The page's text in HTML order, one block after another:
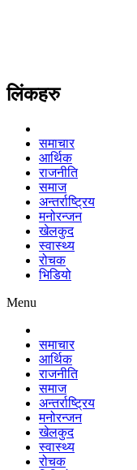
लिंकहरु
समाचार
आर्थिक
राजनीति
समाज
अन्तर्राष्ट्रिय
मनोरन्जन
खेलकुद
स्वास्थ्य
रोचक
भिडियो
Menu
समाचार
आर्थिक
राजनीति
समाज
अन्तर्राष्ट्रिय
मनोरन्जन
खेलकुद
स्वास्थ्य
रोचक